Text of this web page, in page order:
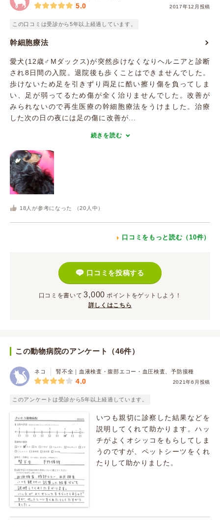
2017年12月投稿
5.0
この口コミは受診から5年以上経過しています。
幹細胞療法
愛犬(12歳♂Mダックス)が突然歩けなくなりヘルニアと診断
され8日間の入院。退院後も歩くことはできませんでした。
歩けないため足を引きずり両足に酷い擦り傷を負ってしま
い、足が弱ってるため傷が全く治りませんでした。改善が
みられないので再生医療の幹細胞療法をうけました。治療
した次の日の夜には足の傷に改善が...
続きを読む
18 人が参考になった （20 人中）
口コミをもっと読む（10件）
口コミを投稿する
口コミを書いて 3,000 ポイント をゲットしよう！
詳しくはこちら
この動物病院のアンケート（46件）
ネコ 腎不全｜血液検査・腹部エコー・血圧検査、予防接種
2021年6月投稿
4.0
このアンケートは受診から5年以上経過しています。
いつも親切に診察した結果などを
説明してくれて助かります。ハッ
チがよくオシッコをもらしてしま
うのですが、ペットシーツをくれ
たりして助かりました。